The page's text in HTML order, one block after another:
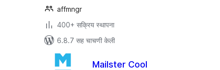
affmngr
400+ सक्रिय स्थापना
6.8.7 सह चाचणी केली
Mailster Cool